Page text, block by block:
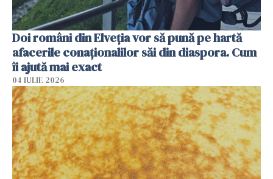
Doi români din Elveția vor să pună pe hartă
afacerile conaționalilor săi din diaspora. Cum
îi ajută mai exact
04 IULIE 2026